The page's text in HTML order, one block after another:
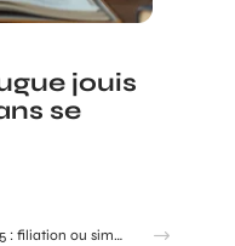
jouis
se
Besoin de joindre votre livreur Amazon ? Dans quels cas le 0187217777 s’affiche vraiment ?